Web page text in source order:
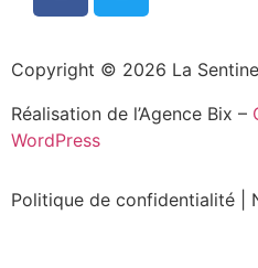
Copyright © 2026 La
Réalisation de l’Agence Bix –
WordPress
Politique de confidentialité